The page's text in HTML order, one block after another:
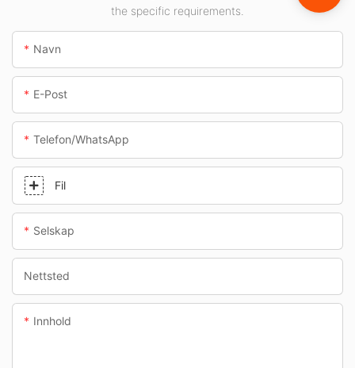
the specific requirements.
Navn
E-Post
Telefon/whatsApp
Fil
Selskap
Nettsted
Innhold